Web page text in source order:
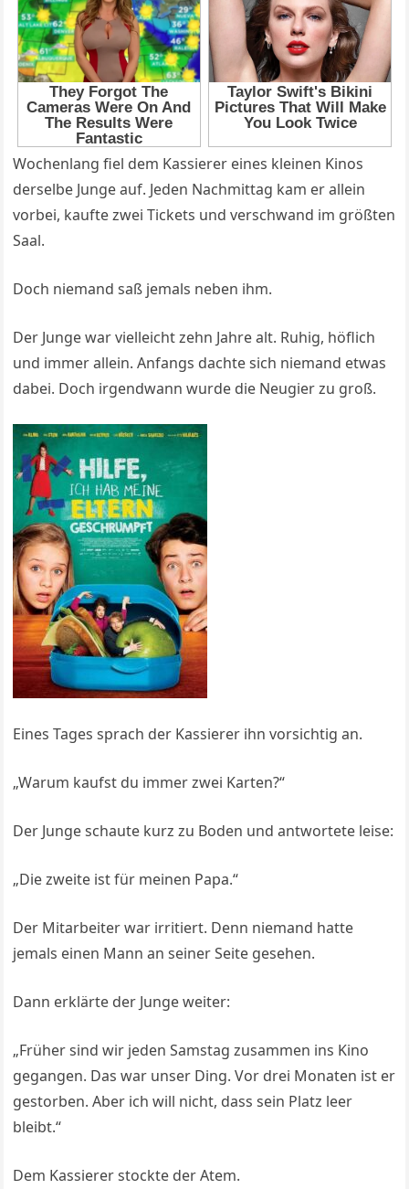
Wochenlang fiel dem Kassierer eines kleinen Kinos
derselbe Junge auf. Jeden Nachmittag kam er allein
vorbei, kaufte zwei Tickets und verschwand im größten
Saal.
Doch niemand saß jemals neben ihm.
Der Junge war vielleicht zehn Jahre alt. Ruhig, höflich
und immer allein. Anfangs dachte sich niemand etwas
dabei. Doch irgendwann wurde die Neugier zu groß.
Eines Tages sprach der Kassierer ihn vorsichtig an.
„Warum kaufst du immer zwei Karten?“
Der Junge schaute kurz zu Boden und antwortete leise:
„Die zweite ist für meinen Papa.“
Der Mitarbeiter war irritiert. Denn niemand hatte
jemals einen Mann an seiner Seite gesehen.
Dann erklärte der Junge weiter:
„Früher sind wir jeden Samstag zusammen ins Kino
gegangen. Das war unser Ding. Vor drei Monaten ist er
gestorben. Aber ich will nicht, dass sein Platz leer
bleibt.“
Dem Kassierer stockte der Atem.